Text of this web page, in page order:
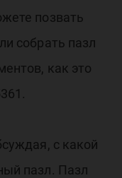
позвать
собрать пазл
как это
с какой
пазл. Пазл